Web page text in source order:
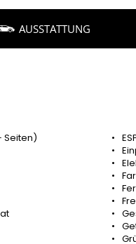
AUSSTATTUNG
Seiten)